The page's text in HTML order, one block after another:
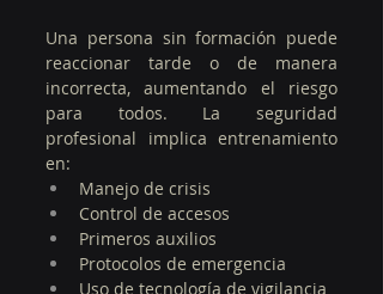
Una persona sin formación puede
reaccionar tarde o de manera
incorrecta, aumentando el riesgo
para todos. La seguridad
profesional implica entrenamiento
en:
Manejo de crisis
Control de accesos
Primeros auxilios
Protocolos de emergencia
Uso de tecnología de vigilancia